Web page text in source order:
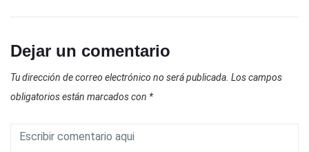
Dejar un comentario
Tu dirección de correo electrónico no será publicada. Los campos
obligatorios están marcados con *